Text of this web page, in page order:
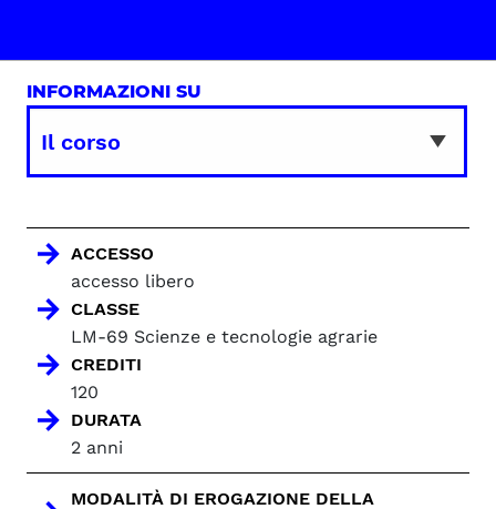
INFORMAZIONI SU
ACCESSO
accesso libero
CLASSE
LM-69 Scienze e tecnologie agrarie
CREDITI
120
DURATA
2 anni
MODALITÀ DI EROGAZIONE DELLA